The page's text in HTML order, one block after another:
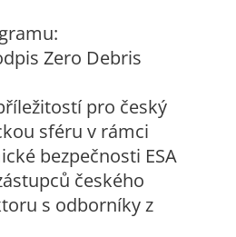
Zero Debris
pro český
sféru v rámci
bezpečnosti ESA
českého
s odborníky z